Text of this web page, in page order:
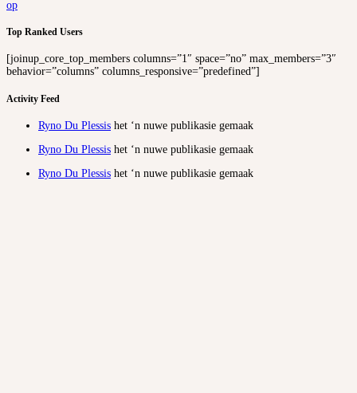
op
Top Ranked Users
[joinup_core_top_members columns=”1″ space=”no” max_members=”3″
behavior=”columns” columns_responsive=”predefined”]
Activity Feed
Ryno Du Plessis het ‘n nuwe publikasie gemaak
Ryno Du Plessis het ‘n nuwe publikasie gemaak
Ryno Du Plessis het ‘n nuwe publikasie gemaak